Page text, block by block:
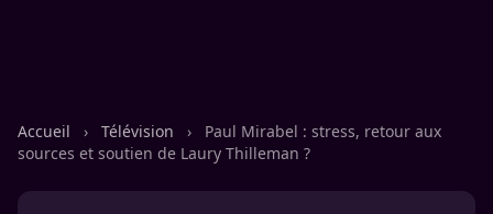
Accueil › Télévision ›
Paul Mirabel : stress, retour aux
sources et soutien de Laury Thilleman ?